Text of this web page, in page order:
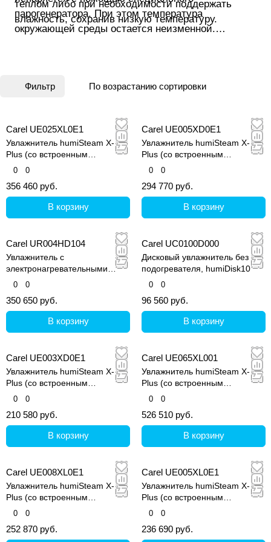
теплом либо при необходимости поддержать
влажность, сохранив низкую температуру.
парогенератора. При этом температура
окружающей среды остается неизменной.
Фильтр По возрастанию сортировки
Carel UE025XL0E1
Увлажнитель humiSteam X-
Plus (со встроенным
контроллером и графическим
0 0
356 460 руб.
В корзину
Carel UE005XD0E1
Увлажнитель humiSteam X-
Plus (со встроенным
контроллером и графическим
0 0
294 770 руб.
В корзину
Carel UR004HD104
Увлажнитель с
электронагревательными
элементами (Титан), с
0 0
350 650 руб.
В корзину
Carel UC0100D000
Дисковый увлажнитель без
подогревателя, humiDisk10
0 0
96 560 руб.
В корзину
Carel UE003XD0E1
Увлажнитель humiSteam X-
Plus (со встроенным
контроллером и графическим
0 0
210 580 руб.
В корзину
Carel UE065XL001
Увлажнитель humiSteam X-
Plus (со встроенным
контроллером и графическим
0 0
526 510 руб.
В корзину
Carel UE008XL0E1
Увлажнитель humiSteam X-
Plus (со встроенным
контроллером и графическим
0 0
252 870 руб.
Carel UE005XL0E1
Увлажнитель humiSteam X-
Plus (со встроенным
контроллером и графическим
0 0
236 690 руб.